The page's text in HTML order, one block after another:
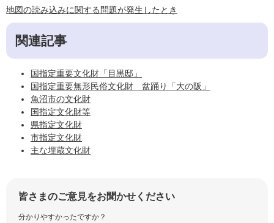
地図の読み込みに関する問題が発生したとき
関連記事
国指定重要文化財「目黒邸」
国指定重要無形民俗文化財 盆踊り「大の阪」
魚沼市の文化財
国指定文化財等
県指定文化財
市指定文化財
主な埋蔵文化財
皆さまのご意見をお聞かせください
分かりやすかったですか？